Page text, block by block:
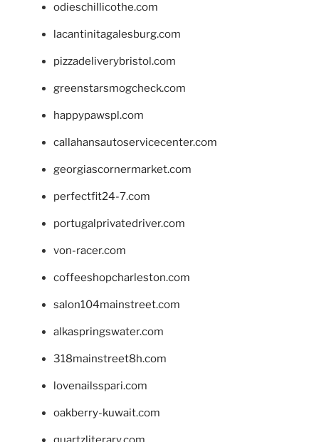
odieschillicothe.com
lacantinitagalesburg.com
pizzadeliverybristol.com
greenstarsmogcheck.com
happypawspl.com
callahansautoservicecenter.com
georgiascornermarket.com
perfectfit24-7.com
portugalprivatedriver.com
von-racer.com
coffeeshopcharleston.com
salon104mainstreet.com
alkaspringswater.com
318mainstreet8h.com
lovenailsspari.com
oakberry-kuwait.com